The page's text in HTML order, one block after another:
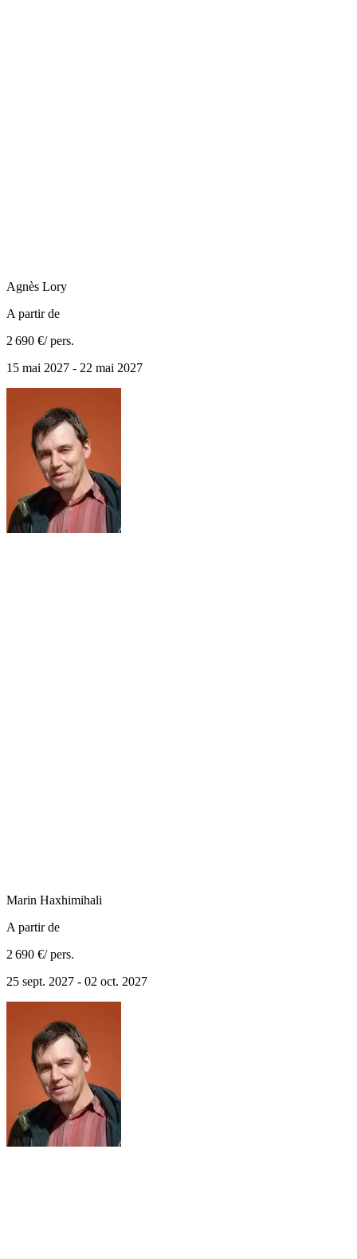
Agnès Lory
A partir de
2 690 €/ pers.
15 mai 2027 - 22 mai 2027
Marin Haxhimihali
A partir de
2 690 €/ pers.
25 sept. 2027 - 02 oct. 2027